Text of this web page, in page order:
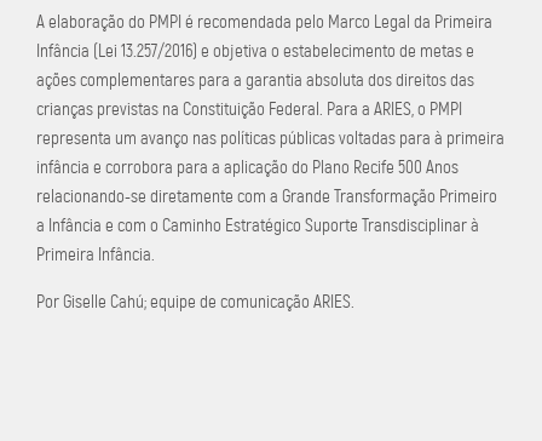
A elaboração do PMPI é recomendada pelo Marco Legal da Primeira
Infância (Lei 13.257/2016) e objetiva o estabelecimento de metas e
ações complementares para a garantia absoluta dos direitos das
crianças previstas na Constituição Federal. Para a ARIES, o PMPI
representa um avanço nas políticas públicas voltadas para à primeira
infância e corrobora para a aplicação do Plano Recife 500 Anos
relacionando-se diretamente com a Grande Transformação Primeiro
a Infância e com o Caminho Estratégico Suporte Transdisciplinar à
Primeira Infância.
Por Giselle Cahú; equipe de comunicação ARIES.